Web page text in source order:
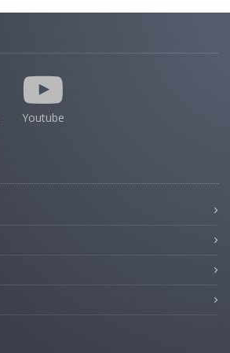
Youtube